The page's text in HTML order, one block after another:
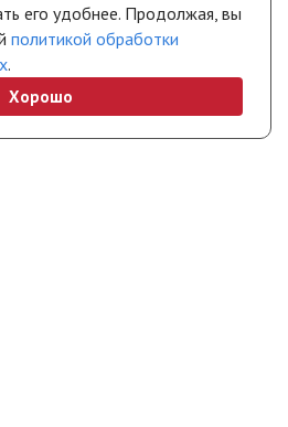
его удобнее. Продолжая, вы
политикой обработки
.
Хорошо